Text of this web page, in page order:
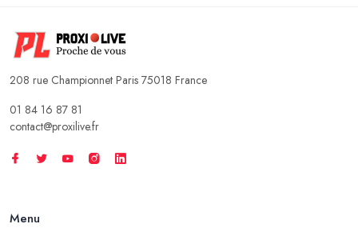
208 rue Championnet Paris 75018 France
01 84 16 87 81
contact@proxilive.fr
Menu